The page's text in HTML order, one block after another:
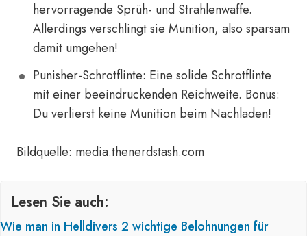
hervorragende Sprüh- und Strahlenwaffe.
Allerdings verschlingt sie Munition, also sparsam
damit umgehen!
Punisher-Schrotflinte: Eine solide Schrotflinte
mit einer beeindruckenden Reichweite. Bonus:
Du verlierst keine Munition beim Nachladen!
Bildquelle: media.thenerdstash.com
Lesen Sie auch:
Wie man in Helldivers 2 wichtige Belohnungen für